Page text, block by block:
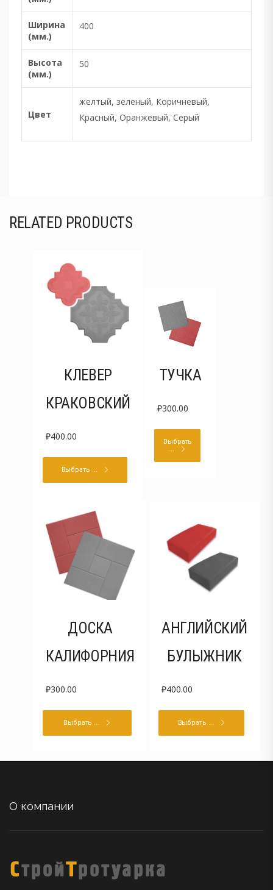
Ширина
(мм.)
400
Высота
(мм.)
50
Цвет
желтый, зеленый, Коричневый,
Красный, Оранжевый, Серый
RELATED PRODUCTS
КЛЕВЕР
КРАКОВСКИЙ
₽400.00
Выбрать ...
ТУЧКА
₽300.00
Выбрать
...
ДОСКА
КАЛИФОРНИЯ
₽300.00
Выбрать ...
АНГЛИЙСКИЙ
БУЛЫЖНИК
₽400.00
Выбрать ...
О компании